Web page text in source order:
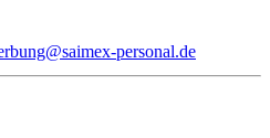
personal.de